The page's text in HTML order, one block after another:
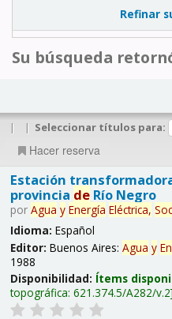
Refinar
Su búsqueda
| | Seleccionar títulos para:
Hacer reserva
Estación
provincia deRío Negro
por Agua y Energía Eléctrica,
Idioma: Español
Editor: Buenos Aires: Agua y
1988
Disponibilidad: Ítems
topográfica: 621.374.5/A282/v.2